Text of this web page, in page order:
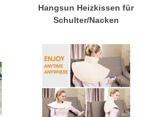
Hangsun Heizkissen für
Schulter/Nacken